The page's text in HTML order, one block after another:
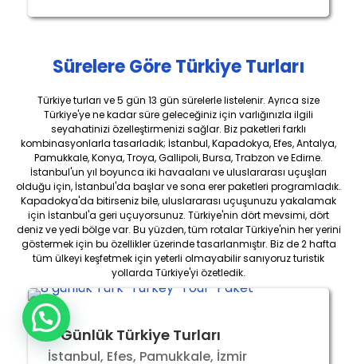
Sürelere Göre Türkiye Turları
Türkiye turları ve 5 gün 13 gün sürelerle listelenir. Ayrıca size
Türkiye'ye ne kadar süre geleceğiniz için varlığınızla ilgili
seyahatinizi özelleştirmenizi sağlar. Biz paketleri farklı
kombinasyonlarla tasarladık; İstanbul, Kapadokya, Efes, Antalya,
Pamukkale, Konya, Troya, Gallipoli, Bursa, Trabzon ve Edirne.
İstanbul'un yıl boyunca iki havaalanı ve uluslararası uçuşları
olduğu için, İstanbul'da başlar ve sona erer paketleri programladık.
Kapadokya'da bitirseniz bile, uluslararası uçuşunuzu yakalamak
için İstanbul'a geri uçuyorsunuz. Türkiye'nin dört mevsimi, dört
deniz ve yedi bölge var. Bu yüzden, tüm rotalar Türkiye'nin her yerini
göstermek için bu özellikler üzerinde tasarlanmıştır. Biz de 2 hafta
tüm ülkeyi keşfetmek için yeterli olmayabilir sanıyoruz turistik
yollarda Türkiye'yi özetledik.
8 Günlük Türkiye Turları
İstanbul, Efes, Pamukkale, İzmir